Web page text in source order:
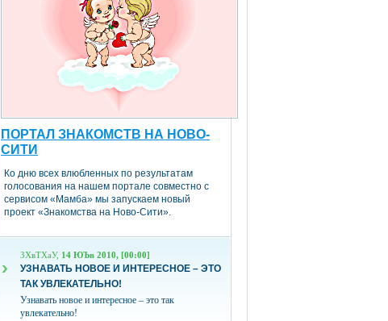
ПОРТАЛ ЗНАКОМСТВ НА НОВО-
СИТИ
Ко дню всех влюбленных по результатам
голосования на нашем портале совместно с
сервисом «Мамба» мы запускаем новый
проект «Знакомства на Ново-Сити».
ЗХвТХаУ, 14 ЮЪв 2010, [00:00]
УЗНАВАТЬ НОВОЕ И ИНТЕРЕСНОЕ – ЭТО
ТАК УВЛЕКАТЕЛЬНО!
Узнавать новое и интересное – это так
увлекательно!